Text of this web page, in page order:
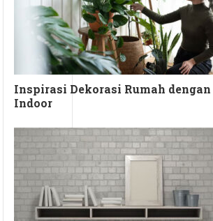
Inspirasi Dekorasi Rumah dengan
Indoor